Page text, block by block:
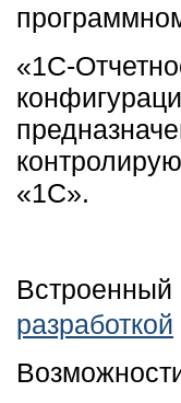
«1C-
«1С».
Встроенный
разработкой